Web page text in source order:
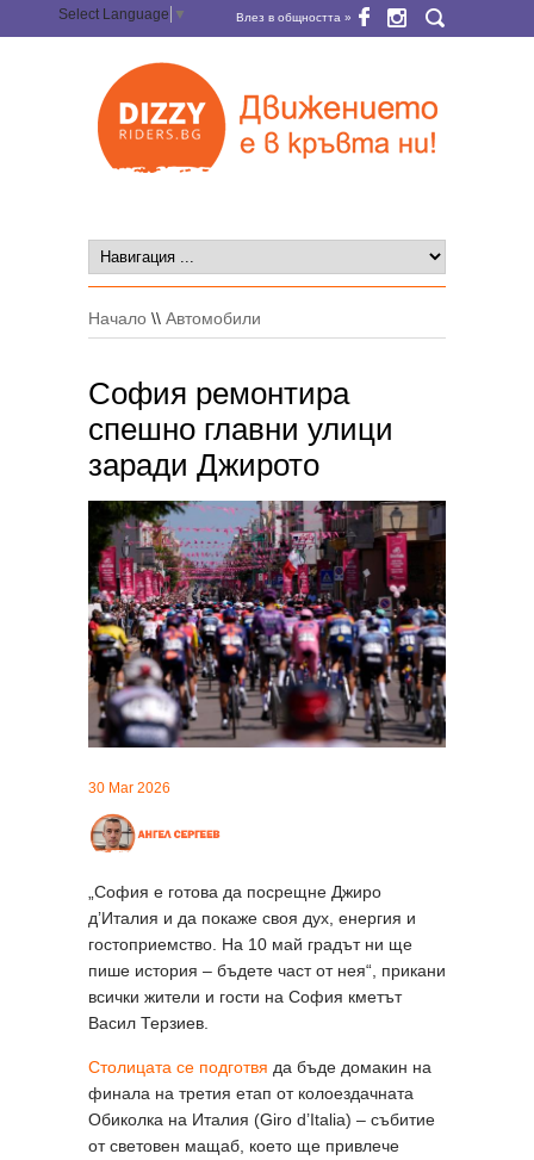
Select Language ▼ Влез в общността »
Начало \\ Автомобили
София ремонтира
спешно главни улици
заради Джирото
30 Mar 2026
„София е готова да посрещне Джиро
д’Италия и да покаже своя дух, енергия и
гостоприемство. На 10 май градът ни ще
пише история – бъдете част от нея“, прикани
всички жители и гости на София кметът
Васил Терзиев.
Столицата се подготвя да бъде домакин на
финала на третия етап от колоездачната
Обиколка на Италия (Giro d’Italia) – събитие
от световен мащаб, което ще привлече